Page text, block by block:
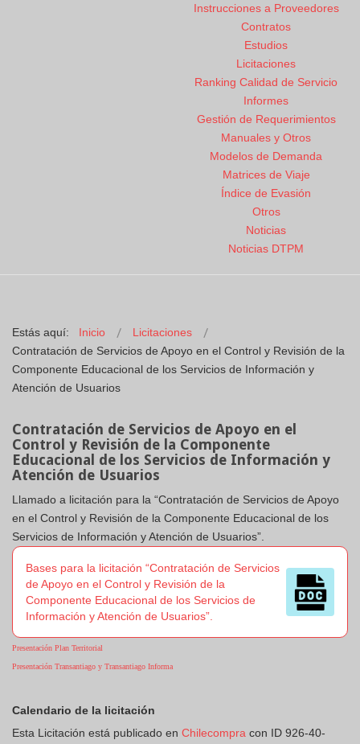
Instrucciones a Proveedores
Contratos
Estudios
Licitaciones
Ranking Calidad de Servicio
Informes
Gestión de Requerimientos
Manuales y Otros
Modelos de Demanda
Matrices de Viaje
Índice de Evasión
Otros
Noticias
Noticias DTPM
Estás aquí: Inicio
Licitaciones
Contratación de Servicios de Apoyo en el Control y Revisión de la
Componente Educacional de los Servicios de Información y
Atención de Usuarios
Contratación de Servicios de Apoyo en el
Control y Revisión de la Componente
Educacional de los Servicios de Información y
Atención de Usuarios
Llamado a licitación para la “Contratación de Servicios de Apoyo
en el Control y Revisión de la Componente Educacional de los
Servicios de Información y Atención de Usuarios”.
Bases para la licitación “Contratación de Servicios
de Apoyo en el Control y Revisión de la
Componente Educacional de los Servicios de
Información y Atención de Usuarios”.
Presentación Plan Territorial
Presentación Transantiago y Transantiago Informa
Calendario de la licitación
Esta Licitación está publicado en Chilecompra con ID 926-40-